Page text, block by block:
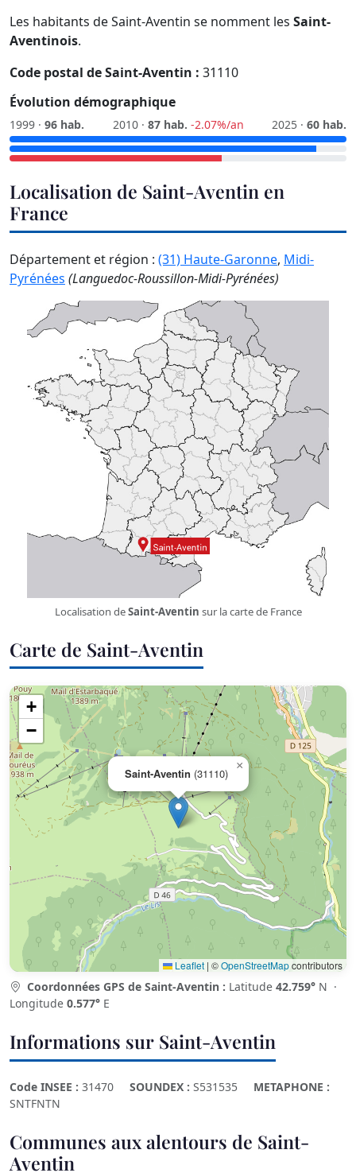
Les habitants de Saint-Aventin se nomment les Saint-
Aventinois.
Code postal de Saint-Aventin : 31110
Évolution démographique
1999 · 96 hab. 2010 · 87 hab. -2.07%/an 2025 · 60 hab.
Localisation de Saint-Aventin en
France
Département et région : (31) Haute-Garonne, Midi-
Pyrénées (Languedoc-Roussillon-Midi-Pyrénées)
Localisation deSaint-Aventin sur la carte de France
Carte de Saint-Aventin
Saint-Aventin (31110)
×
+
−
Leaflet | ©OpenStreetMapcontributors
Coordonnées GPS de Saint-Aventin : Latitude 42.759° N ·
Longitude 0.577° E
Informations sur Saint-Aventin
Code INSEE : 31470 SOUNDEX : S531535
METAPHONE :
SNTFNTN
Communes aux alentours de Saint-
Aventin